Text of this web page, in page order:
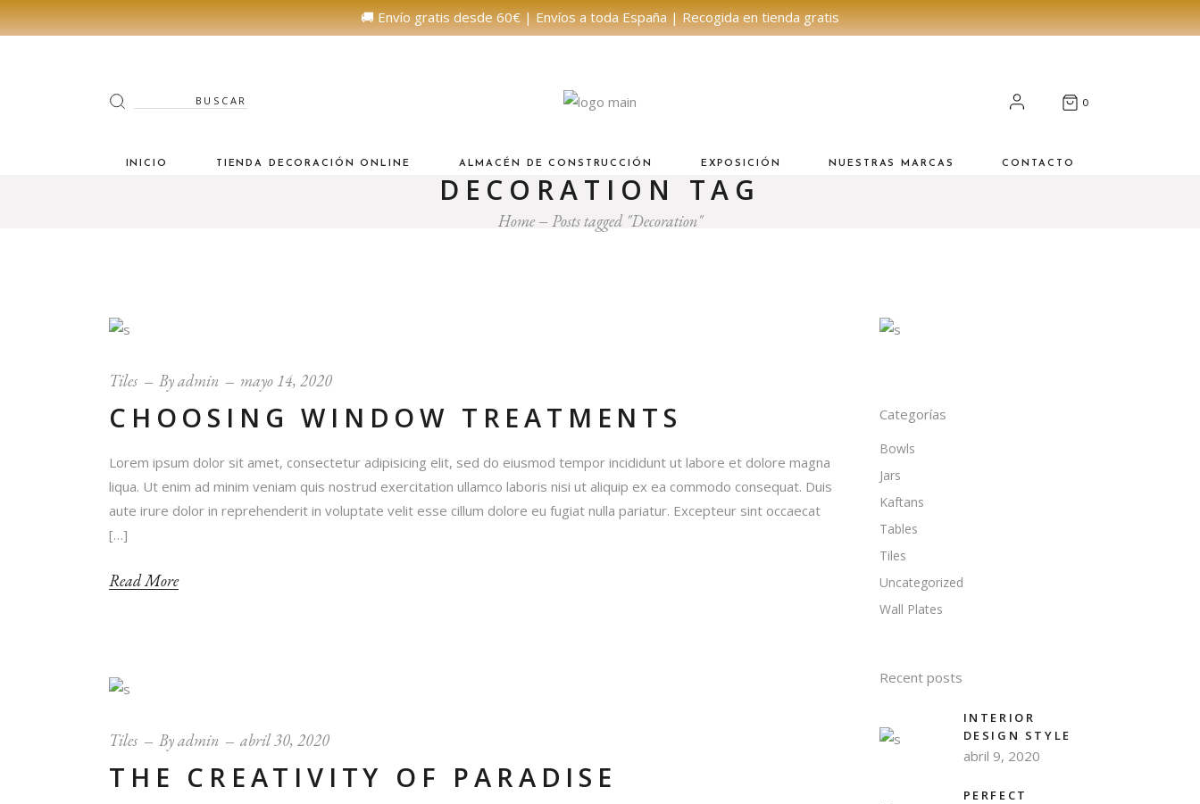
🚚 Envío gratis desde 60€ | Envíos a toda España | Recogida en tienda gratis
Search
for: 0
INICIO TIENDA DECORACIÓN ONLINE ALMACÉN DE CONSTRUCCIÓN EXPOSICIÓN NUESTRAS MARCAS CONTACTO
DECORATION TAG
Home Posts tagged "Decoration"
Tiles Byadmin mayo 14, 2020
CHOOSING WINDOW TREATMENTS
Lorem ipsum dolor sit amet, consectetur adipisicing elit, sed do eiusmod tempor incididunt ut labore et dolore magna
liqua. Ut enim ad minim veniam quis nostrud exercitation ullamco laboris nisi ut aliquip ex ea commodo consequat. Duis
aute irure dolor in reprehenderit in voluptate velit esse cillum dolore eu fugiat nulla pariatur. Excepteur sint occaecat
[…]
Read More
Tiles Byadmin abril 30, 2020
THE CREATIVITY OF PARADISE
Categorías
Bowls
Jars
Kaftans
Tables
Tiles
Uncategorized
Wall Plates
Recent posts
INTERIOR
DESIGN STYLE
abril 9, 2020
PERFECT